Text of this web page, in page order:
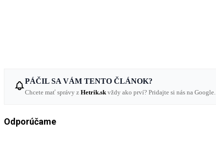
PÁČIL SA VÁM TENTO ČLÁNOK?
Chcete mať správy z Hetrik.skvždy ako prví? Pridajte si nás na Google.
Odporúčame